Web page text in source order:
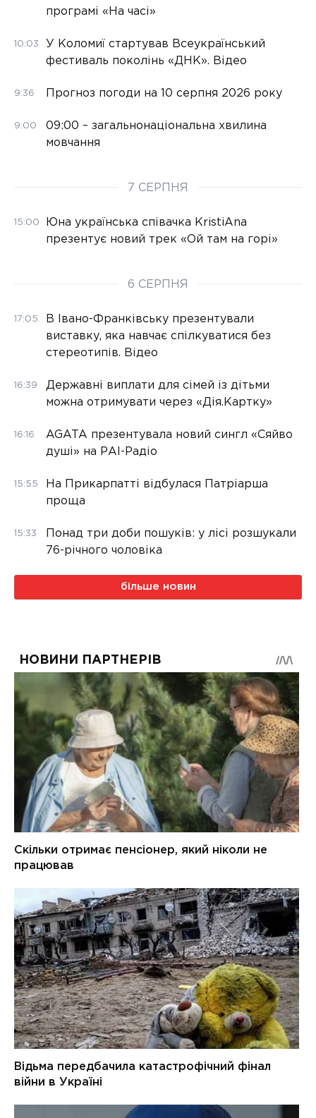
програмі «На часі»
10:03
У Коломиї стартував Всеукраїнський
фестиваль поколінь «ДНК». Відео
9:36 Прогноз погоди на 10 серпня 2026 року
9:00
09:00 – загальнонаціональна хвилина
мовчання
7 СЕРПНЯ
15:00
Юна українська співачка KristiAna
презентує новий трек «Ой там на горі»
6 СЕРПНЯ
17:05
В Івано-Франківську презентували
виставку, яка навчає спілкуватися без
стереотипів. Відео
16:39
Державні виплати для сімей із дітьми
можна отримувати через «Дія.Картку»
16:16
AGATA презентувала новий сингл «Сяйво
душі» на РАІ-Радіо
15:55
На Прикарпатті відбулася Патріарша
проща
15:33
Понад три доби пошуків: у лісі розшукали
76-річного чоловіка
більше новин